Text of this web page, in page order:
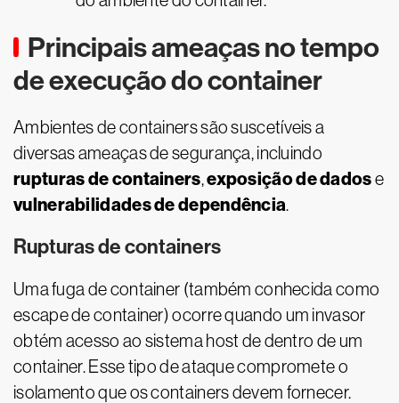
Principais ameaças no tempo
de execução do container
Ambientes de containers são suscetíveis a
diversas ameaças de segurança, incluindo
rupturas de containers,exposição de dadose
vulnerabilidades de dependência.
Rupturas de containers
Uma fuga de container (também conhecida como
escape de container) ocorre quando um invasor
obtém acesso ao sistema host de dentro de um
container. Esse tipo de ataque compromete o
isolamento que os containers devem fornecer.